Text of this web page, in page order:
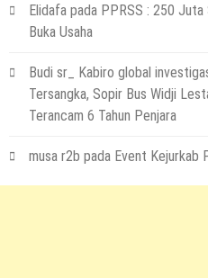
Elidafa pada PPRSS : 250 Juta
Buka Usaha
Budi sr_ Kabiro global
Tersangka, Sopir Bus Widji
Terancam 6 Tahun Penjara
musa r2b pada Event Kejurkab